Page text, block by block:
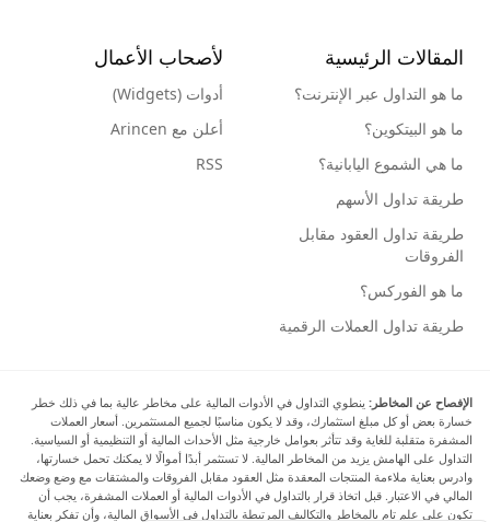
المقالات الرئيسية
ما هو التداول عبر الإنترنت؟
ما هو البيتكوين؟
ما هي الشموع اليابانية؟
طريقة تداول الأسهم
طريقة تداول العقود مقابل
الفروقات
ما هو الفوركس؟
طريقة تداول العملات الرقمية
لأصحاب الأعمال
أدوات (Widgets)
أعلن مع Arincen
RSS
الإفصاح عن المخاطر: ينطوي التداول في الأدوات المالية على مخاطر عالية بما في ذلك خطر
خسارة بعض أو كل مبلغ استثمارك، وقد لا يكون مناسبًا لجميع المستثمرين. أسعار العملات
المشفرة متقلبة للغاية وقد تتأثر بعوامل خارجية مثل الأحداث المالية أو التنظيمية أو السياسية.
التداول على الهامش يزيد من المخاطر المالية. لا تستثمر أبدًا أموالًا لا يمكنك تحمل خسارتها،
وادرس بعناية ملاءمة المنتجات المعقدة مثل العقود مقابل الفروقات والمشتقات مع وضع وضعك
المالي في الاعتبار. قبل اتخاذ قرار بالتداول في الأدوات المالية أو العملات المشفرة، يجب أن
تكون على علم تام بالمخاطر والتكاليف المرتبطة بالتداول في الأسواق المالية، وأن تفكر بعناية